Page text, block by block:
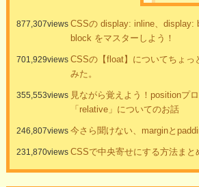
877,307views CSSの display: inline、display:
block をマスターしよう！
701,929views CSSの【float】についてちょっ
みた。
355,553views 見ながら覚えよう！positionプ
「relative」についてのお話
246,807views 今さら聞けない、marginと
231,870views CSSで中央寄せにする方法まと